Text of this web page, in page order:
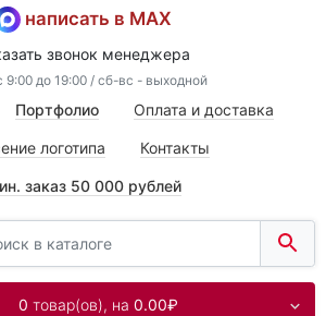
написать в MAX
звонок менеджера
9:00 до 19:00 / сб-вс - выходной
Портфолио Оплата и доставка
логотипа Контакты
заказ 50 000 рублей
0 товар(ов), на 0.00₽